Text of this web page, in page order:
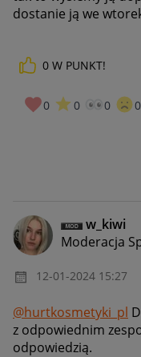
dostanie ją we
0 W PUNKT!
0 0 0 0
w_kiwi
Moderacja
‎12-01-2024 15:27
@hurtkosmetyki_pl
z odpowiednim
odpowiedzią.